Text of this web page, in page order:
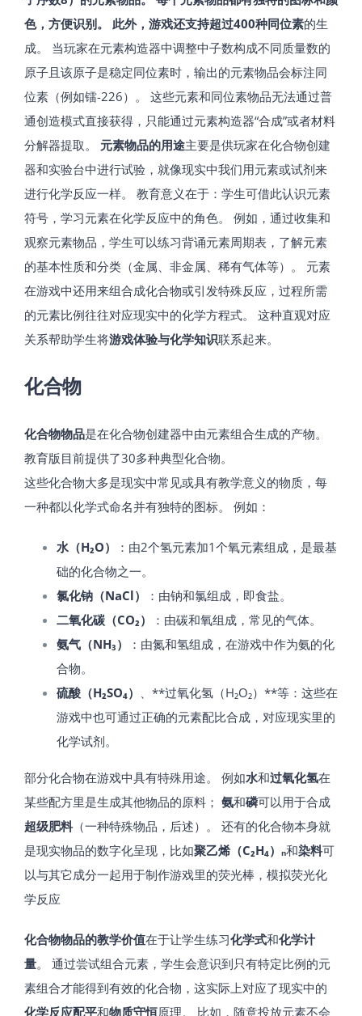
色，方便识别。 此外，游戏还支持超过400种同位素的生
成​。 当玩家在元素构造器中调整中子数构成不同质量数的
原子且该原子是稳定同位素时，输出的元素物品会标注同
位素（例如镭-226）。 这些元素和同位素物品无法通过普
通创造模式直接获得，只能通过元素构造器“合成”或者材料
分解器提取。 元素物品的用途主要是供玩家在化合物创建
器和实验台中进行试验，就像现实中我们用元素或试剂来
进行化学反应一样。 教育意义在于：学生可借此认识元素
符号，学习元素在化学反应中的角色。 例如，通过收集和
观察元素物品，学生可以练习背诵元素周期表，了解元素
的基本性质和分类（金属、非金属、稀有气体等）。 元素
在游戏中还用来组合成化合物或引发特殊反应，过程所需
的元素比例往往对应现实中的化学方程式。 这种直观对应
关系帮助学生将游戏体验与化学知识联系起来。
化合物
化合物物品是在化合物创建器中由元素组合生成的产物。
教育版目前提供了30多种典型化合物​。
这些化合物大多是现实中常见或具有教学意义的物质，每
一种都以化学式命名并有独特的图标。 例如：
水（H₂O）
：由2个氢元素加1个氧元素组成，是最基
础的化合物之一。
氯化钠（NaCl）
：由钠和氯组成，即食盐。
二氧化碳（CO₂）
：由碳和氧组成，常见的气体。
氨气（NH₃）
：由氮和氢组成，在游戏中作为氨的化
合物。
硫酸（H₂SO₄）
、**过氧化氢（H₂O₂）**等：这些在
游戏中也可通过正确的元素配比合成，对应现实里的
化学试剂。
部分化合物在游戏中具有特殊用途。 例如水和过氧化氢在
某些配方里是生成其他物品的原料； 氨和磷可以用于合成
超级肥料（一种特殊物品，后述）​。 还有的化合物本身就
是现实物品的数字化呈现，比如聚乙烯（C₂H₄）ₙ和染料可
以与其它成分一起用于制作游戏里的荧光棒，模拟荧光化
学反应​
化合物物品的教学价值在于让学生练习化学式和化学计
量。 通过尝试组合元素，学生会意识到只有特定比例的元
素组合才能得到有效的化合物，这实际上对应了现实中的
化学反应配平和物质守恒原理。 比如，随意投放元素不会